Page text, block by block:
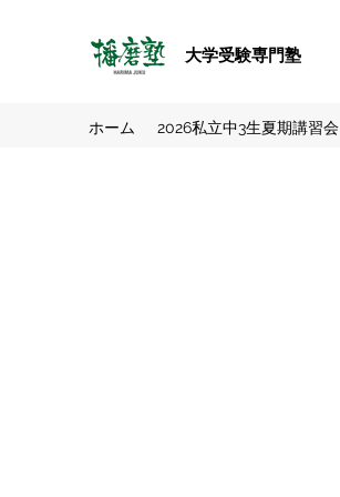
大学受験専門塾
ホーム 2026私立中3生夏期講習会